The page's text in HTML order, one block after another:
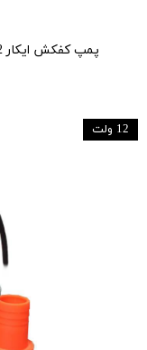
پمپ کفکش ایکار 2 اینچ 42 متری مدل SPA6-42/3-1.5F
12 ولت